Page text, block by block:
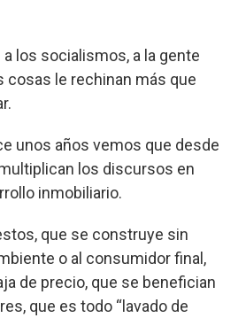
los socialismos, a la gente
cosas le rechinan más que
unos años vemos que desde
los discursos en
inmobiliario.
que se construye sin
o al consumidor final,
de precio, que se benefician
que es todo “lavado de